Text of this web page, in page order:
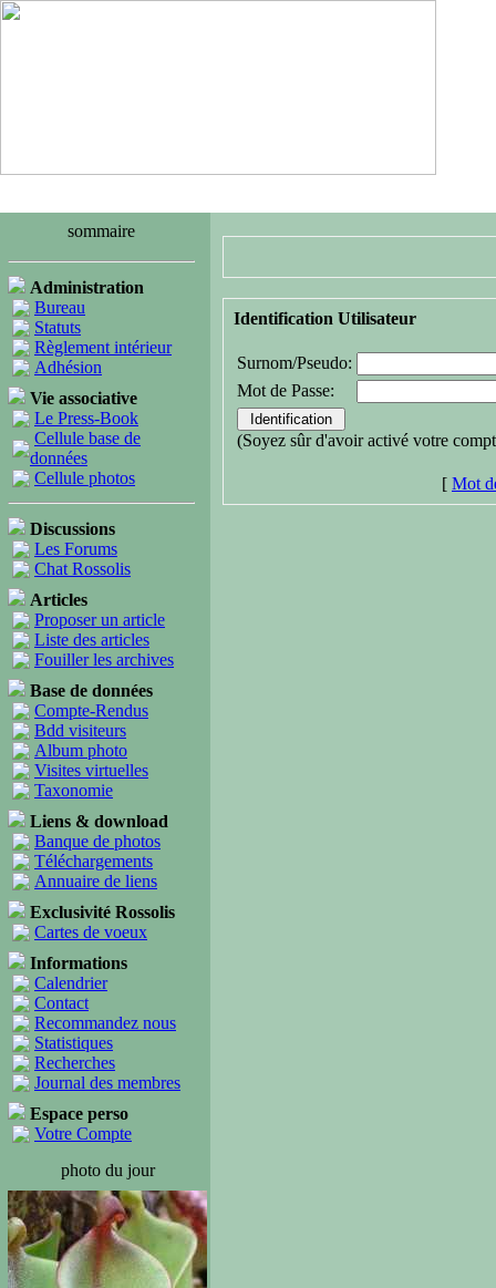
sommaire
Administration
Bureau
Statuts
Règlement intérieur
Adhésion
Vie associative
Le Press-Book
Cellule base de
données
Cellule photos
Discussions
Les Forums
Chat Rossolis
Articles
Proposer un article
Liste des articles
Fouiller les archives
Base de données
Compte-Rendus
Bdd visiteurs
Album photo
Visites virtuelles
Taxonomie
Liens & download
Banque de photos
Téléchargements
Annuaire de liens
Exclusivité Rossolis
Cartes de voeux
Informations
Calendrier
Contact
Recommandez nous
Statistiques
Recherches
Journal des membres
Espace perso
Votre Compte
photo du jour
Identification Utilisateur
Surnom/Pseudo:
Mot de Passe:
(Soyez sûr d'avoir activé votre
[ Mot